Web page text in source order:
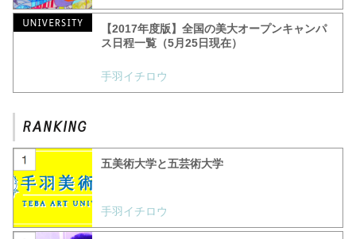
【2017年度版】全国の美大オープンキャンパ
ス日程一覧（5月25日現在）
手羽イチロウ
五美術大学と五芸術大学
手羽イチロウ